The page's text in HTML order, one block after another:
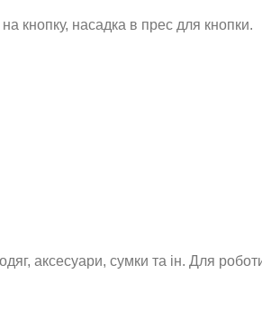
кнопку, насадка в прес для кнопки.
аксесуари, сумки та ін. Для